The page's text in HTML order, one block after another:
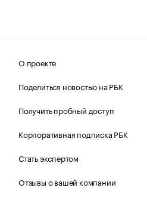
О проекте
Поделиться новостью на РБК
Получить пробный доступ
Корпоративная подписка РБК
Стать экспертом
Отзывы о вашей компании